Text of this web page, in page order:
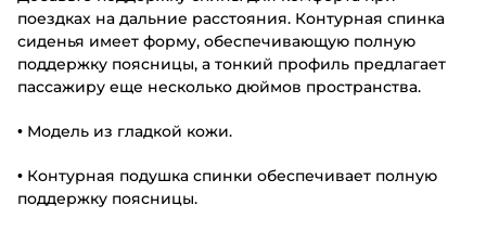
поездках на дальние расстояния. Контурная спинка
сиденья имеет форму, обеспечивающую полную
поддержку поясницы, а тонкий профиль предлагает
пассажиру еще несколько дюймов пространства.
• Модель из гладкой кожи.
• Контурная подушка спинки обеспечивает полную
поддержку поясницы.